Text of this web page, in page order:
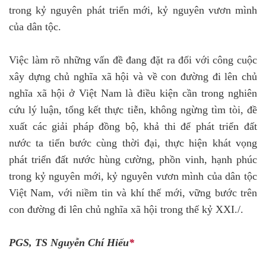
trong kỷ nguyên phát triển mới, kỷ nguyên vươn mình
của dân tộc.
Việc làm rõ những vấn đề đang đặt ra đối với công cuộc
xây dựng chủ nghĩa xã hội và về con đường đi lên chủ
nghĩa xã hội ở Việt Nam là điều kiện cần trong nghiên
cứu lý luận, tổng kết thực tiễn, không ngừng tìm tòi, đề
xuất các giải pháp đồng bộ, khả thi để phát triển đất
nước ta tiến bước cùng thời đại, thực hiện khát vọng
phát triển đất nước hùng cường, phồn vinh, hạnh phúc
trong kỷ nguyên mới, kỷ nguyên vươn mình của dân tộc
Việt Nam, với niềm tin và khí thế mới, vững bước trên
con đường đi lên chủ nghĩa xã hội trong thế kỷ XXI./.
PGS, TS Nguyễn Chí Hiếu*